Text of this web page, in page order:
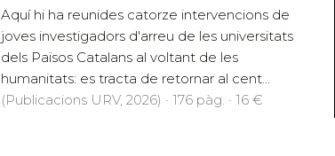
Aquí hi ha reunides catorze intervencions de
joves investigadors d'arreu de les universitats
dels Països Catalans al voltant de les
humanitats: es tracta de retornar al cent...
(Publicacions URV, 2026) · 176 pàg. · 16 €